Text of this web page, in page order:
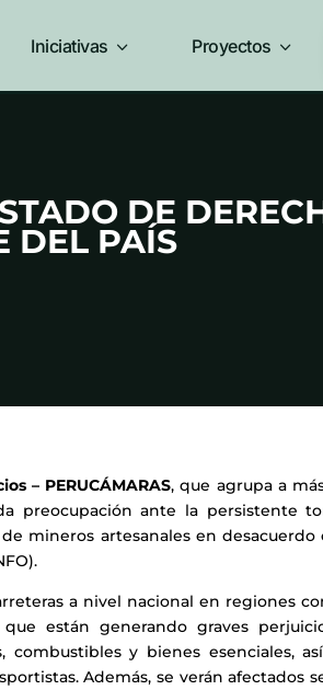
3
Iniciativas 3
Proyectos
DE
DEL PAÍS
– PERUCÁMARAS, que agrupa a
preocupación ante la persistente
mineros artesanales en desacuerdo
a nivel nacional en regiones
están generando graves
y bienes esenciales,
Además, se verán afectados